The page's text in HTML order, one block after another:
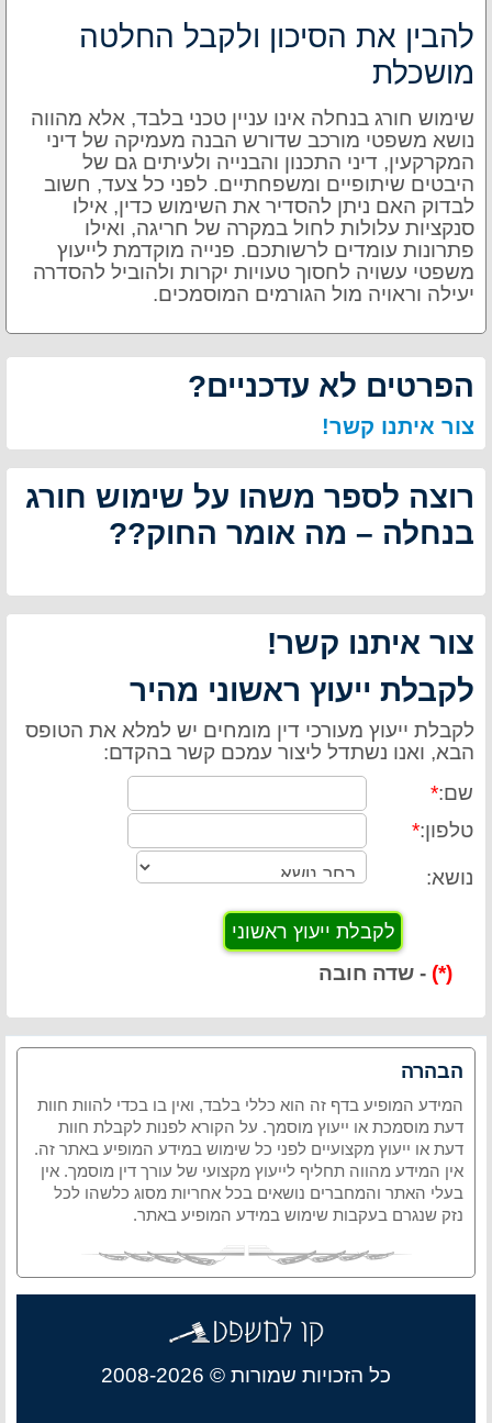
להבין את הסיכון ולקבל החלטה
מושכלת
שימוש חורג בנחלה אינו עניין טכני בלבד, אלא מהווה
נושא משפטי מורכב שדורש הבנה מעמיקה של דיני
המקרקעין, דיני התכנון והבנייה ולעיתים גם של
היבטים שיתופיים ומשפחתיים. לפני כל צעד, חשוב
לבדוק האם ניתן להסדיר את השימוש כדין, אילו
סנקציות עלולות לחול במקרה של חריגה, ואילו
פתרונות עומדים לרשותכם. פנייה מוקדמת לייעוץ
משפטי עשויה לחסוך טעויות יקרות ולהוביל להסדרה
יעילה וראויה מול הגורמים המוסמכים.
הפרטים לא עדכניים?
צור איתנו קשר!
רוצה לספר משהו על שימוש חורג
בנחלה – מה אומר החוק??
צור איתנו קשר!
לקבלת ייעוץ ראשוני מהיר
לקבלת ייעוץ מעורכי דין מומחים יש למלא את הטופס
הבא, ואנו נשתדל ליצור עמכם קשר בהקדם:
שם:*
טלפון:*
נושא:
(*) - שדה חובה
הבהרה
המידע המופיע בדף זה הוא כללי בלבד, ואין בו בכדי להוות חוות
דעת מוסמכת או ייעוץ מוסמך. על הקורא לפנות לקבלת חוות
דעת או ייעוץ מקצועיים לפני כל שימוש במידע המופיע באתר זה.
אין המידע מהווה תחליף לייעוץ מקצועי של עורך דין מוסמך. אין
בעלי האתר והמחברים נושאים בכל אחריות מסוג כלשהו לכל
נזק שנגרם בעקבות שימוש במידע המופיע באתר.
כל הזכויות שמורות © 2008-2026